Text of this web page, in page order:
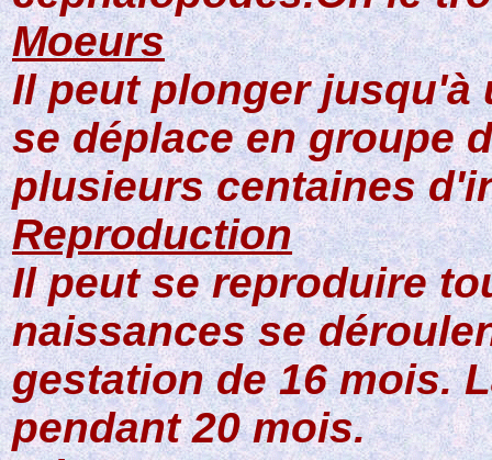
Moeurs
Il peut plonger jusqu'à
se déplace en groupe
plusieurs centaines
Reproduction
Il peut se reproduire
naissances se
gestation de 16 mois.
pendant 20 mois.